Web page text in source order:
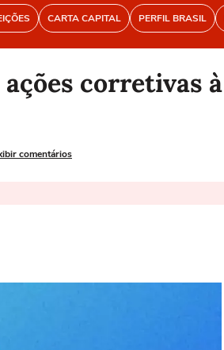
CARTA CAPITAL PERFIL BRASIL
corretivas à
comentários